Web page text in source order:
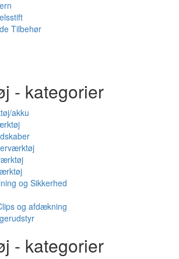
Tilbehør
- kategorier
akku
og Sikkerhed
og afdækning
- kategorier